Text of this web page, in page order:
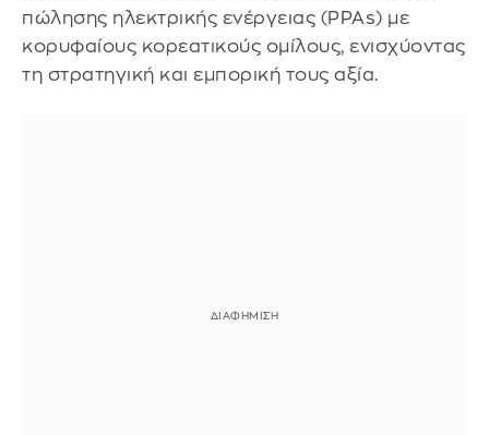
πώλησης ηλεκτρικής ενέργειας (PPAs) με
κορυφαίους κορεατικούς ομίλους, ενισχύοντας
τη στρατηγική και εμπορική τους αξία.